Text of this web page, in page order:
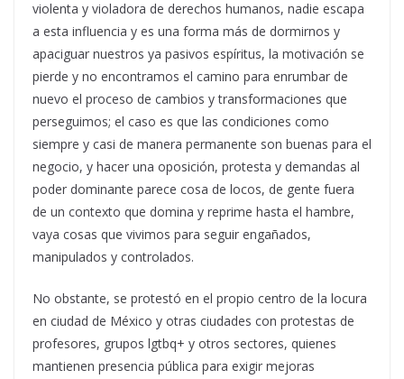
violenta y violadora de derechos humanos, nadie escapa
a esta influencia y es una forma más de dormirnos y
apaciguar nuestros ya pasivos espíritus, la motivación se
pierde y no encontramos el camino para enrumbar de
nuevo el proceso de cambios y transformaciones que
perseguimos; el caso es que las condiciones como
siempre y casi de manera permanente son buenas para el
negocio, y hacer una oposición, protesta y demandas al
poder dominante parece cosa de locos, de gente fuera
de un contexto que domina y reprime hasta el hambre,
vaya cosas que vivimos para seguir engañados,
manipulados y controlados.
No obstante, se protestó en el propio centro de la locura
en ciudad de México y otras ciudades con protestas de
profesores, grupos lgtbq+ y otros sectores, quienes
mantienen presencia pública para exigir mejoras